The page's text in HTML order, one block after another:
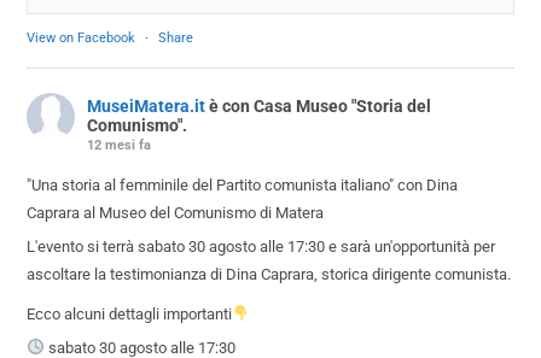
View on Facebook · Share
MuseiMatera.it è con Casa Museo "Storia del
Comunismo".
12 mesi fa
"Una storia al femminile del Partito comunista italiano" con Dina
Caprara al Museo del Comunismo di Matera
L'evento si terrà sabato 30 agosto alle 17:30 e sarà un'opportunità per
ascoltare la testimonianza di Dina Caprara, storica dirigente comunista.
Ecco alcuni dettagli importanti
sabato 30 agosto alle 17:30